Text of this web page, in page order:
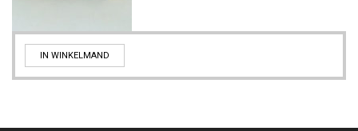
IN WINKELMAND